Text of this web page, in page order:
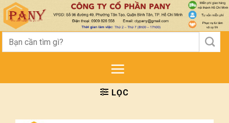
Skip
to
content
kiếm:
LỌC